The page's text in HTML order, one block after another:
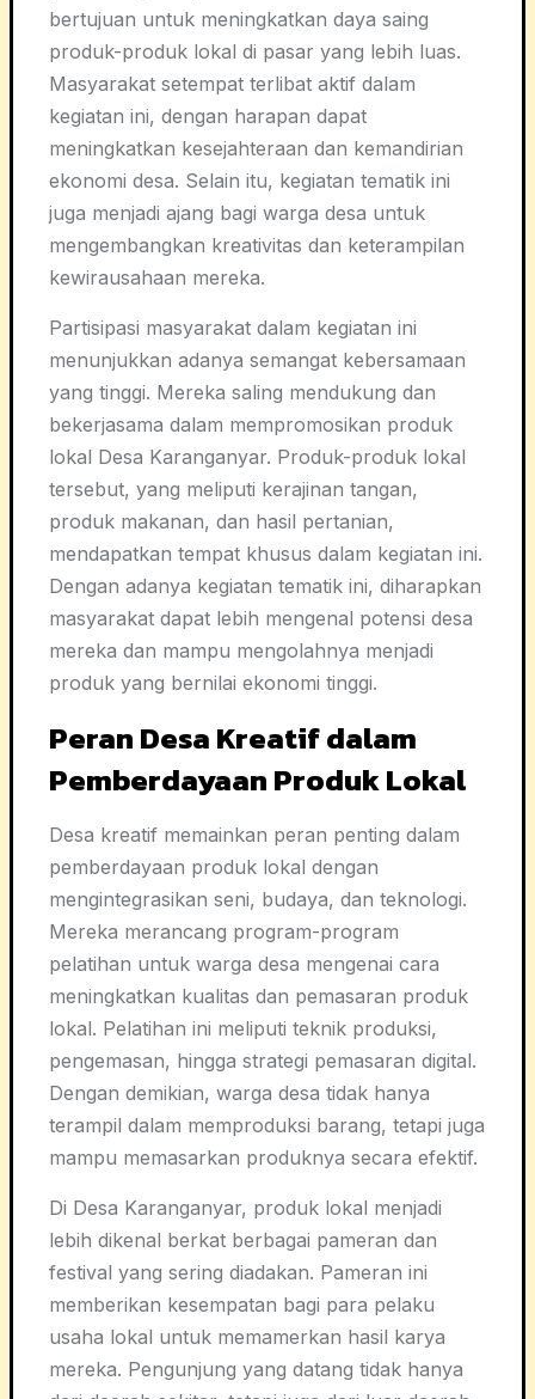
bertujuan untuk meningkatkan daya saing
produk-produk lokal di pasar yang lebih luas.
Masyarakat setempat terlibat aktif dalam
kegiatan ini, dengan harapan dapat
meningkatkan kesejahteraan dan kemandirian
ekonomi desa. Selain itu, kegiatan tematik ini
juga menjadi ajang bagi warga desa untuk
mengembangkan kreativitas dan keterampilan
kewirausahaan mereka.
Partisipasi masyarakat dalam kegiatan ini
menunjukkan adanya semangat kebersamaan
yang tinggi. Mereka saling mendukung dan
bekerjasama dalam mempromosikan produk
lokal Desa Karanganyar. Produk-produk lokal
tersebut, yang meliputi kerajinan tangan,
produk makanan, dan hasil pertanian,
mendapatkan tempat khusus dalam kegiatan ini.
Dengan adanya kegiatan tematik ini, diharapkan
masyarakat dapat lebih mengenal potensi desa
mereka dan mampu mengolahnya menjadi
produk yang bernilai ekonomi tinggi.
Peran Desa Kreatif dalam
Pemberdayaan Produk Lokal
Desa kreatif memainkan peran penting dalam
pemberdayaan produk lokal dengan
mengintegrasikan seni, budaya, dan teknologi.
Mereka merancang program-program
pelatihan untuk warga desa mengenai cara
meningkatkan kualitas dan pemasaran produk
lokal. Pelatihan ini meliputi teknik produksi,
pengemasan, hingga strategi pemasaran digital.
Dengan demikian, warga desa tidak hanya
terampil dalam memproduksi barang, tetapi juga
mampu memasarkan produknya secara efektif.
Di Desa Karanganyar, produk lokal menjadi
lebih dikenal berkat berbagai pameran dan
festival yang sering diadakan. Pameran ini
memberikan kesempatan bagi para pelaku
usaha lokal untuk memamerkan hasil karya
mereka. Pengunjung yang datang tidak hanya